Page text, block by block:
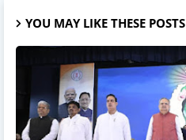
YOU MAY LIKE THESE POSTS